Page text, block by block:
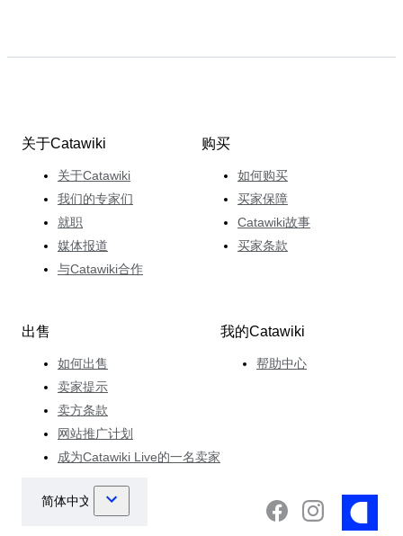
关于Catawiki
关于Catawiki
我们的专家们
就职
媒体报道
与Catawiki合作
购买
如何购买
买家保障
Catawiki故事
买家条款
出售
如何出售
卖家提示
卖方条款
网站推广计划
成为Catawiki Live的一名卖家
我的Catawiki
帮助中心